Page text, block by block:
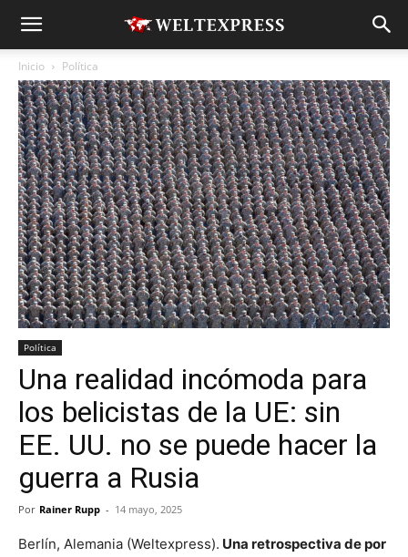
Inicio Política
Política
Una realidad incómoda para
los belicistas de la UE: sin
EE. UU. no se puede hacer la
guerra a Rusia
Por Rainer Rupp - 14 mayo, 2025
Berlín, Alemania (Weltexpress). Una retrospectiva de por